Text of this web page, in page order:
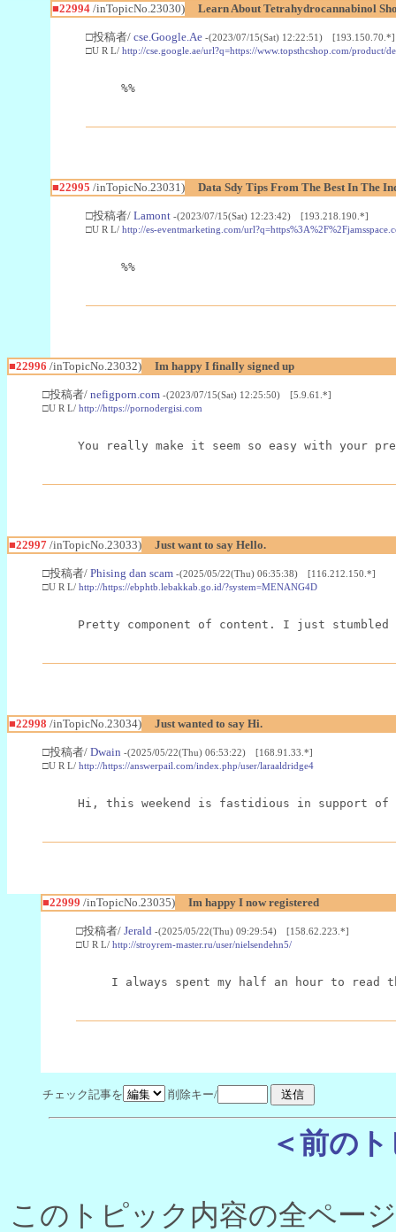
■22994/inTopicNo.23030) Learn About Tetrahydrocannabinol
□投稿者/ cse.Google.Ae -(2023/07/15(Sat) 12:22:51) [193.150.70.*]
□U R L/ http://cse.google.ae/url?q=https://www.topsthcshop.com/
%%
■22995 /inTopicNo.23031) Data Sdy Tips From The Best In The
□投稿者/ Lamont -(2023/07/15(Sat) 12:23:42) [193.218.190.*]
□U R L/ http://es-eventmarketing.com/
%%
■22996 /inTopicNo.23032) Im happy I finally signed up
□投稿者/ nefigporn.com -(2023/07/15(Sat) 12:25:50) [5.9.61.*]
□U R L/ http://https://pornodergisi.com
You really make it seem so easy with your
■22997 /inTopicNo.23033) Just want to say Hello.
□投稿者/ Phising dan scam -(2025/05/22(Thu) 06:35:38) [116.212.150.*]
□U R L/ http://https://ebphtb.lebakkab.go.id/?system=MENANG4D
Pretty component of content. I just
■22998 /inTopicNo.23034) Just wanted to say Hi.
□投稿者/ Dwain -(2025/05/22(Thu) 06:53:22) [168.91.33.*]
□U R L/ http://https://answerpail.com/index.php/user/laraaldridge4
Hi, this weekend is fastidious in support of
■22999 /inTopicNo.23035) Im happy I now registered
□投稿者/ Jerald -(2025/05/22(Thu) 09:29:54) [158.62.223.*]
□U R L/ http://stroyrem-master.ru/user/nielsendehn5/
I always spent my half an hour to
チェック記事を 削除キー/
＜前の
このトピック内容の全ペー